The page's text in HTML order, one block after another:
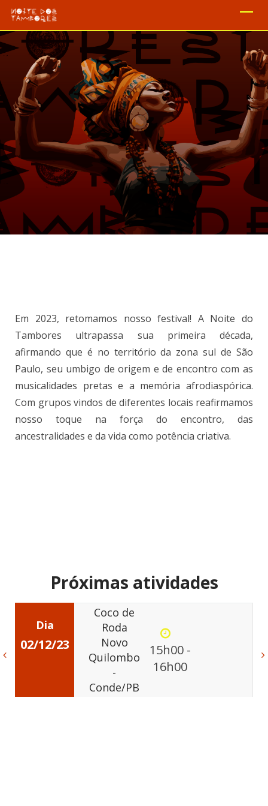
Em 2023, retomamos nosso festival! A Noite do
Tambores ultrapassa sua primeira década,
afirmando que é no território da zona sul de São
Paulo, seu umbigo de origem e de encontro com as
musicalidades pretas e a memória afrodiaspórica.
Com grupos vindos de diferentes locais reafirmamos
nosso toque na força do encontro, das
ancestralidades e da vida como potência criativa.
Próximas atividades
Dia
02/12/23
Coco de
Roda
Novo
Quilombo
-
Conde/PB
15h00 -
16h00